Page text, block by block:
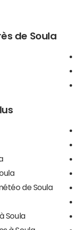
de Soula
de Soula
Soula